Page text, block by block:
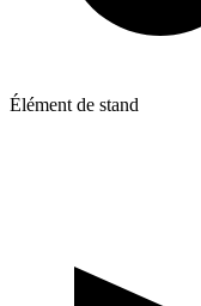
Élément de stand